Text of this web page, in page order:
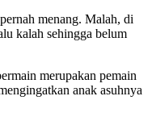
menang. Malah, di
kalah sehingga belum
merupakan pemain
anak asuhnya